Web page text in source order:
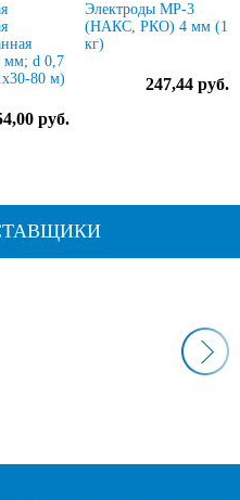
мм; d 0,7
80 м)
руб.
Электроды МР-3
(НАКС, РКО) 4 мм (1
кг)
247,44 руб.